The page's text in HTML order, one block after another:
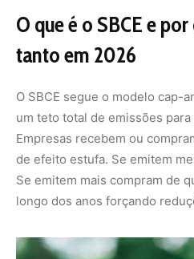
Em 2026 o sistema ainda não
detalhes cruciais à